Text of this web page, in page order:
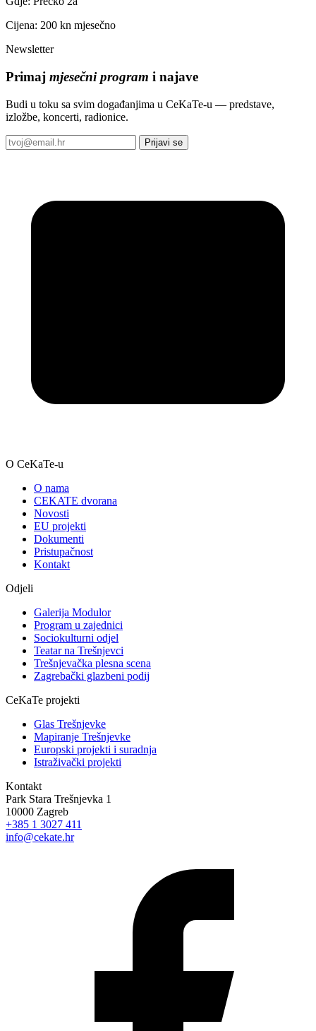
Cijena: 200 kn mjesečno
Newsletter
Primaj mjesečni program i najave
Budi u toku sa svim događanjima u CeKaTe-u — predstave,
izložbe, koncerti, radionice.
Prijavi se
O CeKaTe-u
O nama
CEKATE dvorana
Novosti
EU projekti
Dokumenti
Pristupačnost
Kontakt
Odjeli
Galerija Modulor
Program u zajednici
Sociokulturni odjel
Teatar na Trešnjevci
Trešnjevačka plesna scena
Zagrebački glazbeni podij
CeKaTe projekti
Glas Trešnjevke
Mapiranje Trešnjevke
Europski projekti i suradnja
Istraživački projekti
Kontakt
Park Stara Trešnjevka 1
10000 Zagreb
+385 1 3027 411
info@cekate.hr